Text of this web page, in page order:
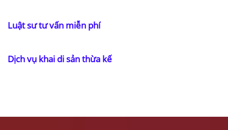
Luật sư tư vấn miễn phí
Dịch vụ khai di sản thừa kế